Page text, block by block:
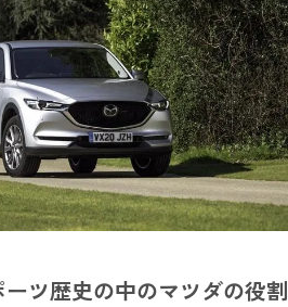
試
マ
マツダ
試
地
試
マ
ツ歴史の中のマツダの役割